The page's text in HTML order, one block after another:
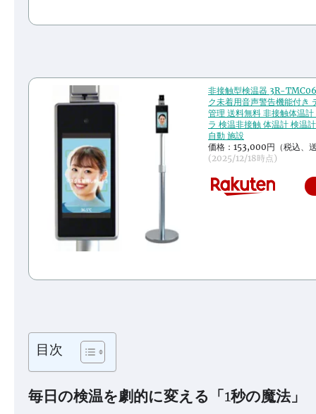
非接触型検温器 3R-
ク未着用音声警告機能付き
管理 送料無料 非接触体温
ラ 検温非接触 体温計 検温
自動 施設
価格：153,000円（税込、
(2025/12/18時点)
目次
毎日の検温を劇的に変える「1秒の魔法」